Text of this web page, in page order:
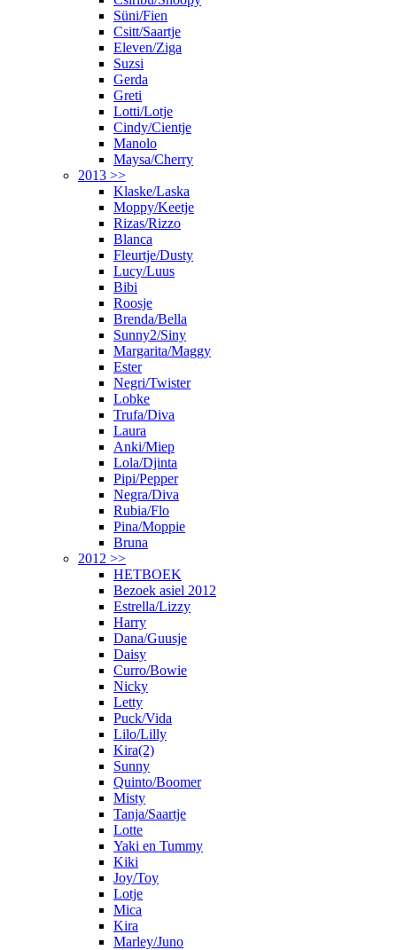
Süni/Fien
Csitt/Saartje
Eleven/Ziga
Suzsi
Gerda
Greti
Lotti/Lotje
Cindy/Cientje
Manolo
Maysa/Cherry
2013 >>
Klaske/Laska
Moppy/Keetje
Rizas/Rizzo
Blanca
Fleurtje/Dusty
Lucy/Luus
Bibi
Roosje
Brenda/Bella
Sunny2/Siny
Margarita/Maggy
Ester
Negri/Twister
Lobke
Trufa/Diva
Laura
Anki/Miep
Lola/Djinta
Pipi/Pepper
Negra/Diva
Rubia/Flo
Pina/Moppie
Bruna
2012 >>
HETBOEK
Bezoek asiel 2012
Estrella/Lizzy
Harry
Dana/Guusje
Daisy
Curro/Bowie
Nicky
Letty
Puck/Vida
Lilo/Lilly
Kira(2)
Sunny
Quinto/Boomer
Misty
Tanja/Saartje
Lotte
Yaki en Tummy
Kiki
Joy/Toy
Lotje
Mica
Kira
Marley/Juno